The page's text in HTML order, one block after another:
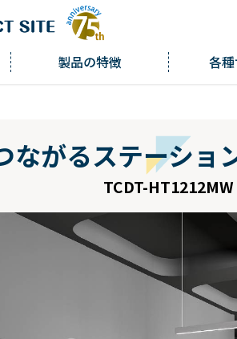
製品の特徴 各
ながるステーショ
TCDT-HT1212MW